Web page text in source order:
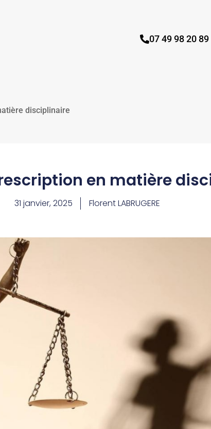
07 49 98 20 89
disciplinaire
en matière
31 janvier, 2025 Florent LABRUGERE